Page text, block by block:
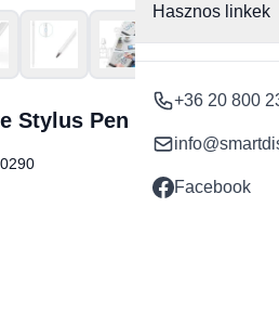
Hasznos linkek
+36 20 800
Facebook
Stylus Pen Fekete